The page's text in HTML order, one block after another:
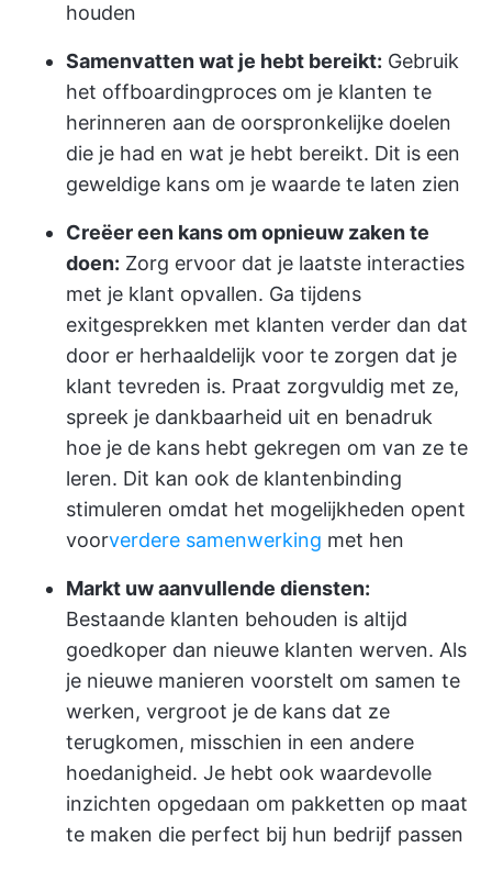
houden
Samenvatten wat je hebt bereikt: Gebruik
het offboardingproces om je klanten te
herinneren aan de oorspronkelijke doelen
die je had en wat je hebt bereikt. Dit is een
geweldige kans om je waarde te laten zien
Creëer een kans om opnieuw zaken te
doen: Zorg ervoor dat je laatste interacties
met je klant opvallen. Ga tijdens
exitgesprekken met klanten verder dan dat
door er herhaaldelijk voor te zorgen dat je
klant tevreden is. Praat zorgvuldig met ze,
spreek je dankbaarheid uit en benadruk
hoe je de kans hebt gekregen om van ze te
leren. Dit kan ook de klantenbinding
stimuleren omdat het mogelijkheden opent
voorverdere samenwerking met hen
Markt uw aanvullende diensten:
Bestaande klanten behouden is altijd
goedkoper dan nieuwe klanten werven. Als
je nieuwe manieren voorstelt om samen te
werken, vergroot je de kans dat ze
terugkomen, misschien in een andere
hoedanigheid. Je hebt ook waardevolle
inzichten opgedaan om pakketten op maat
te maken die perfect bij hun bedrijf passen